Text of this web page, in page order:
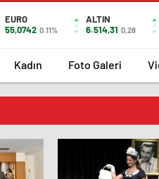
EURO
55,0742 0.11%
ALTIN
6.514,31 0,28
Kadın Foto Galeri